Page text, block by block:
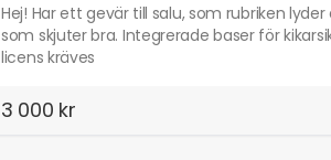
Hej! Har ett gevär till salu, som rubriken lyder
som skjuter bra. Integrerade baser för
licens kräves
3 000 kr